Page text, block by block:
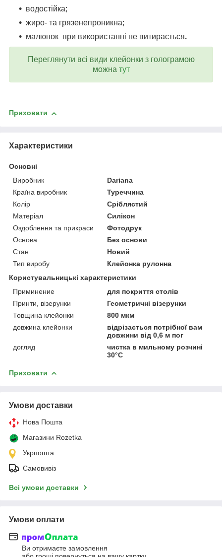
водостійка;
жиро- та грязенепроникна;
малюнок при використанні не витирається.
Переглянути всі види клейонки з голограмою
можна тут
Приховати
Характеристики
Основні
Виробник
Dariana
Країна виробник
Туреччина
Колір
Сріблястий
Матеріал
Силікон
Оздоблення та прикраси
Фотодрук
Основа
Без основи
Стан
Новий
Тип виробу
Клейонка рулонна
Користувальницькі характеристики
Приминение
для покриття столів
Принти, візерунки
Геометричні візерунки
Товщина клейонки
800 мкм
довжина клейонки
відрізається потрібної вам
довжини від 0,6 м пог
догляд
чистка в мильному розчині
30°С
Приховати
Умови доставки
Нова Пошта
Магазини Rozetka
Укрпошта
Самовивіз
Всі умови доставки
Умови оплати
Ви отримаєте замовлення